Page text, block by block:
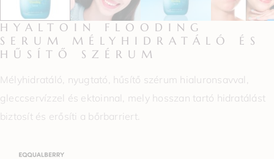
HYALTOIN FLOODING
SERUM MÉLYHIDRATÁLÓ ÉS
HŰSÍTŐ SZÉRUM
Mélyhidratáló, nyugtató, hűsítő szérum hialuronsavval,
gleccservízzel és ektoinnal, mely hosszan tartó hidratálást
biztosít és erősíti a bőrbarriert.